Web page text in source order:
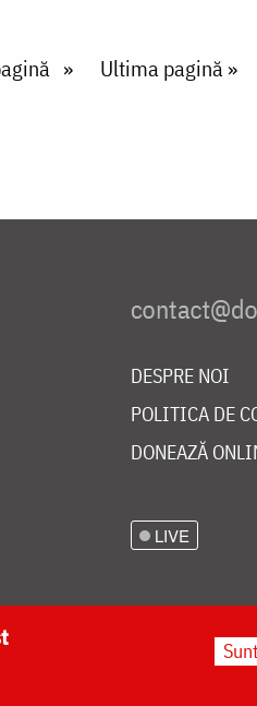
Last page
Ultima pagină »
DESPRE NOI
POLITICA DE
DONEAZĂ
LIVE